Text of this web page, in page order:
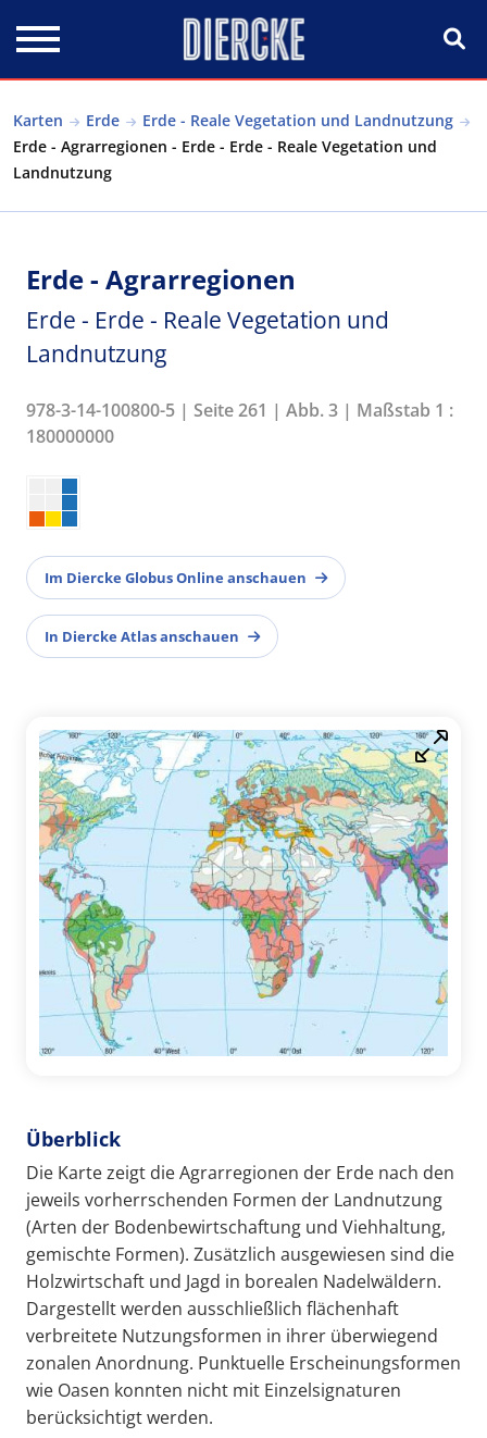
Karten Erde
Erde - Reale Vegetation und Landnutzung
Erde - Agrarregionen - Erde - Erde - Reale Vegetation und
Landnutzung
Erde - Agrarregionen
Erde - Erde - Reale Vegetation und
Landnutzung
978-3-14-100800-5 | Seite 261 | Abb. 3 | Maßstab 1 :
180000000
Im Diercke Globus Online anschauen
In Diercke Atlas anschauen
Überblick
Die Karte zeigt die Agrarregionen der Erde nach den
jeweils vorherrschenden Formen der Landnutzung
(Arten der Bodenbewirtschaftung und Viehhaltung,
gemischte Formen). Zusätzlich ausgewiesen sind die
Holzwirtschaft und Jagd in borealen Nadelwäldern.
Dargestellt werden ausschließlich flächenhaft
verbreitete Nutzungsformen in ihrer überwiegend
zonalen Anordnung. Punktuelle Erscheinungsformen
wie Oasen konnten nicht mit Einzelsignaturen
berücksichtigt werden.